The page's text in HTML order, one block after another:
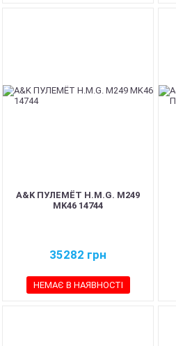
A&K ПУЛЕМЁТ H.M.G. M249
MK46 14744
35282 грн
НЕМАЄ В НАЯВНОСТІ